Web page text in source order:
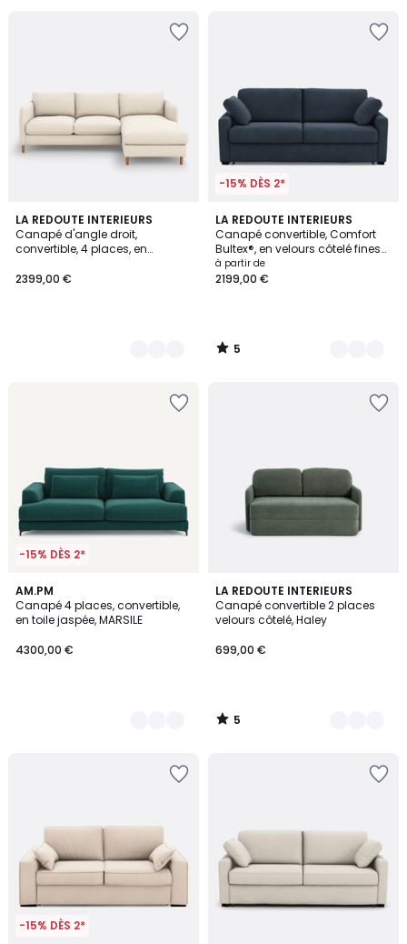
LA REDOUTE INTERIEURS
Canapé d'angle droit,
convertible, 4 places, en
2399,00 €
6
Couleurs
-15% DÈS 2*
LA REDOUTE INTERIEURS
Canapé convertible, Comfort
Bultex®, en velours côtelé fines
côtes, TIMOR
à partir de
2199,00 €
5
/
5
5
Couleurs
5
/
-15% DÈS 2*
AM.PM
Canapé 4 places, convertible,
en toile jaspée, MARSILE
4300,00 €
3
Couleurs
LA REDOUTE INTERIEURS
Canapé convertible 2 places
velours côtelé, Haley
699,00 €
5
/
5
2
Couleurs
5
/
-15% DÈS 2*